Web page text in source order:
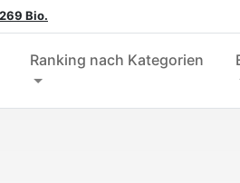
Bio.
Ranking nach Kategorien